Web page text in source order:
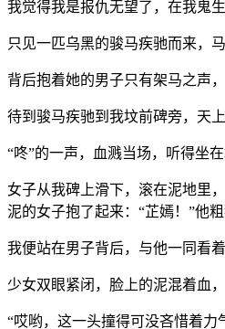
我觉得我是报仇无望了，在我鬼
只见一匹乌黑的骏马疾驰而来，
背后抱着她的男子只有架马之声，
待到骏马疾驰到我坟前碑旁，天
“咚”的一声，血溅当场，听得坐
女子从我碑上滑下，滚在泥地里
泥的女子抱了起来：“芷嫣！”他
我便站在男子背后，与他一同看
少女双眼紧闭，脸上的泥混着血
“哎哟，这一头撞得可没吝惜着力